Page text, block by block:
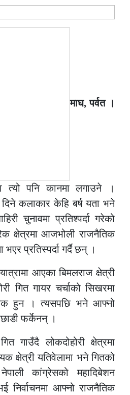
माघ, पर्वत ।
त्यो पनि कानमा लगाउने ।
कलाकार केहि बर्ष यता भने
चुनावमा प्रतिश्पर्दा गरेको
क्षेत्रमा आजभोली राजनैतिक
भएर प्रतिस्पर्दा गर्दै छन् ।
आएका बिमलराज क्षेत्री
गित गायर चर्चाको सिखरमा
हुन । त्यसपछि भने आफ्नो
फर्केनन् ।
गाउँदै लोकदोहोरी क्षेत्रमा
क्षेत्री यतिवेलामा भने गितको
कांग्रेसको महादिबेशन
निर्वाचनमा आफ्नो राजनैतिक